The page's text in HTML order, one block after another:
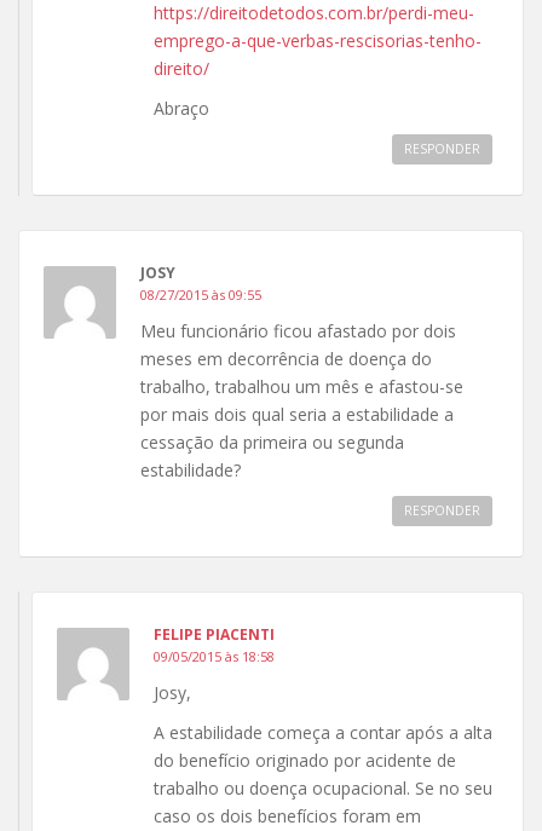
https://direitodetodos.com.br/perdi-meu-
emprego-a-que-verbas-rescisorias-tenho-
direito/
Abraço
RESPONDER
JOSY
08/27/2015 às 09:55
Meu funcionário ficou afastado por dois
meses em decorrência de doença do
trabalho, trabalhou um mês e afastou-se
por mais dois qual seria a estabilidade a
cessação da primeira ou segunda
estabilidade?
RESPONDER
FELIPE PIACENTI
09/05/2015 às 18:58
Josy,
A estabilidade começa a contar após a alta
do benefício originado por acidente de
trabalho ou doença ocupacional. Se no seu
caso os dois benefícios foram em